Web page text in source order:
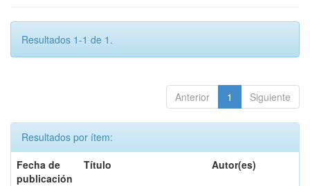
Resultados 1-1 de 1.
Anterior 1 Siguiente
Resultados por ítem:
Fecha de
publicación
Título Autor(es)